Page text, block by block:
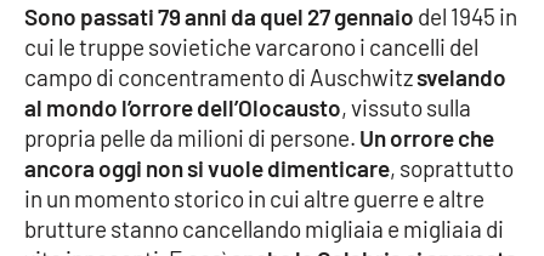
Editoriali
VIDEO
Ambiente
Cronaca
Sono passati 79 anni da quel 27 gennaio del 1945 in
cui le truppe sovietiche varcarono i cancelli del
campo di concentramento di Auschwitzsvelando
al mondo l’orroredell’Olocausto, vissuto sulla
propria pelle da milioni di persone. Un orrore che
ancora oggi non si vuole dimenticare, soprattutto
in un momento storico in cui altre guerre e altre
brutture stanno cancellando migliaia e migliaia di